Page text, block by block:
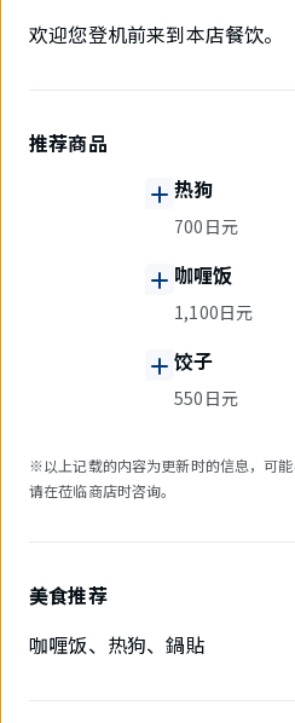
欢迎您登机前来到本店餐饮。
推荐商品
热狗
700日元
咖喱饭
1,100日元
饺子
550日元
※以上记载的内容为更新时的信息，可
请在莅临商店时咨询。
美食推荐
咖喱饭、热狗、鍋貼